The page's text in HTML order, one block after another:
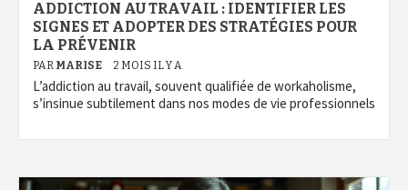
ADDICTION AU TRAVAIL : IDENTIFIER LES
SIGNES ET ADOPTER DES STRATÉGIES POUR
LA PRÉVENIR
PAR MARISE 2 MOIS IL Y A
L’addiction au travail, souvent qualifiée de workaholisme,
s’insinue subtilement dans nos modes de vie professionnels